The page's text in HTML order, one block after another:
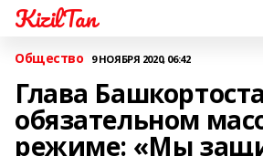
KizilTan
Общество 9 НОЯБРЯ 2020, 06:42
Глава
обязательном
режиме: «Мы